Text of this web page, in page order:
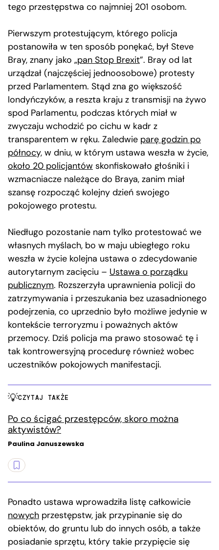
tego przestępstwa co najmniej 201 osobom.
Pierwszym protestującym, którego policja
postanowiła w ten sposób ponękać, był Steve
Bray, znany jako „pan Stop Brexit”. Bray od lat
urządzał (najczęściej jednoosobowe) protesty
przed Parlamentem. Stąd zna go większość
londyńczyków, a reszta kraju z transmisji na żywo
spod Parlamentu, podczas których miał w
zwyczaju wchodzić po cichu w kadr z
transparentem w ręku. Zaledwie parę godzin po
północy, w dniu, w którym ustawa weszła w życie,
około 20 policjantów skonfiskowało głośniki i
wzmacniacze należące do Braya, zanim miał
szansę rozpocząć kolejny dzień swojego
pokojowego protestu.
Niedługo pozostanie nam tylko protestować we
własnych myślach, bo w maju ubiegłego roku
weszła w życie kolejna ustawa o zdecydowanie
autorytarnym zacięciu – Ustawa o porządku
publicznym. Rozszerzyła uprawnienia policji do
zatrzymywania i przeszukania bez uzasadnionego
podejrzenia, co uprzednio było możliwe jedynie w
kontekście terroryzmu i poważnych aktów
przemocy. Dziś policja ma prawo stosować tę i
tak kontrowersyjną procedurę również wobec
uczestników pokojowych manifestacji.
CZYTAJ TAKŻE
Po co ścigać przestępców, skoro można
aktywistów?
Paulina Januszewska
Ponadto ustawa wprowadziła listę całkowicie
nowych przestępstw, jak przypinanie się do
obiektów, do gruntu lub do innych osób, a także
posiadanie sprzętu, który takie przypięcie się